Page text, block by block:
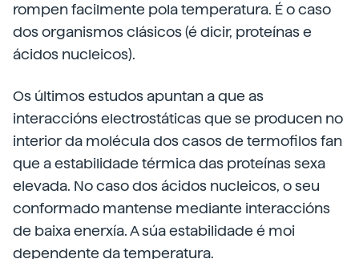
rompen facilmente pola temperatura. É o caso
dos organismos clásicos (é dicir, proteínas e
ácidos nucleicos).
Os últimos estudos apuntan a que as
interaccións electrostáticas que se producen no
interior da molécula dos casos de termofilos fan
que a estabilidade térmica das proteínas sexa
elevada. No caso dos ácidos nucleicos, o seu
conformado mantense mediante interaccións
de baixa enerxía. A súa estabilidade é moi
dependente da temperatura.